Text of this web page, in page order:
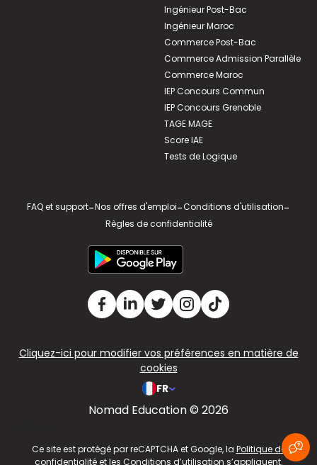
Ingénieur Post-Bac
Ingénieur Maroc
Commerce Post-Bac
Commerce Admission Parallèle
Commerce Maroc
IEP Concours Commun
IEP Concours Grenoble
TAGE MAGE
Score IAE
Tests de Logique
FAQ et support-Nos offres d'emploi-Conditions d'utilisation-
Règles de confidentialité
Cliquez-ici pour modifier vos préférences en matière de
cookies
FR
Nomad Education © 2026
Ce site est protégé par reCAPTCHA et Google, la Politique de
confidentialitéet les Conditions d’utilisation s’appliquent.